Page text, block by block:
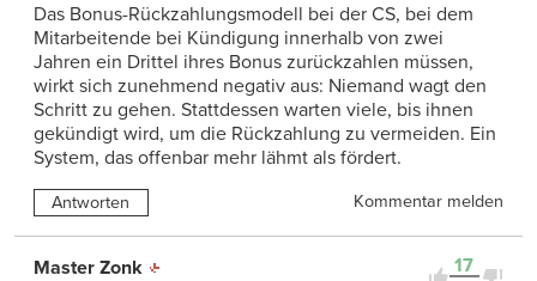
Das Bonus-Rückzahlungsmodell bei der CS, bei dem
Mitarbeitende bei Kündigung innerhalb von zwei
Jahren ein Drittel ihres Bonus zurückzahlen müssen,
wirkt sich zunehmend negativ aus: Niemand wagt den
Schritt zu gehen. Stattdessen warten viele, bis ihnen
gekündigt wird, um die Rückzahlung zu vermeiden. Ein
System, das offenbar mehr lähmt als fördert.
Antworten Kommentar melden
17
Master Zonk